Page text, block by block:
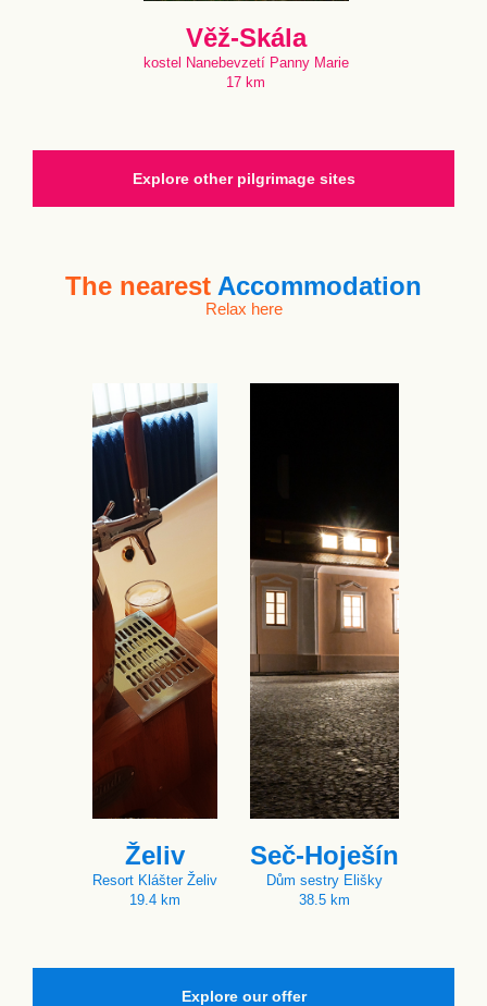
Věž-Skála
kostel Nanebevzetí Panny Marie
17 km
Explore other pilgrimage sites
The nearest Accommodation
Relax here
Želiv
Resort Klášter Želiv
19.4 km
Seč-Hoješín
Dům sestry Elišky
38.5 km
Explore our offer